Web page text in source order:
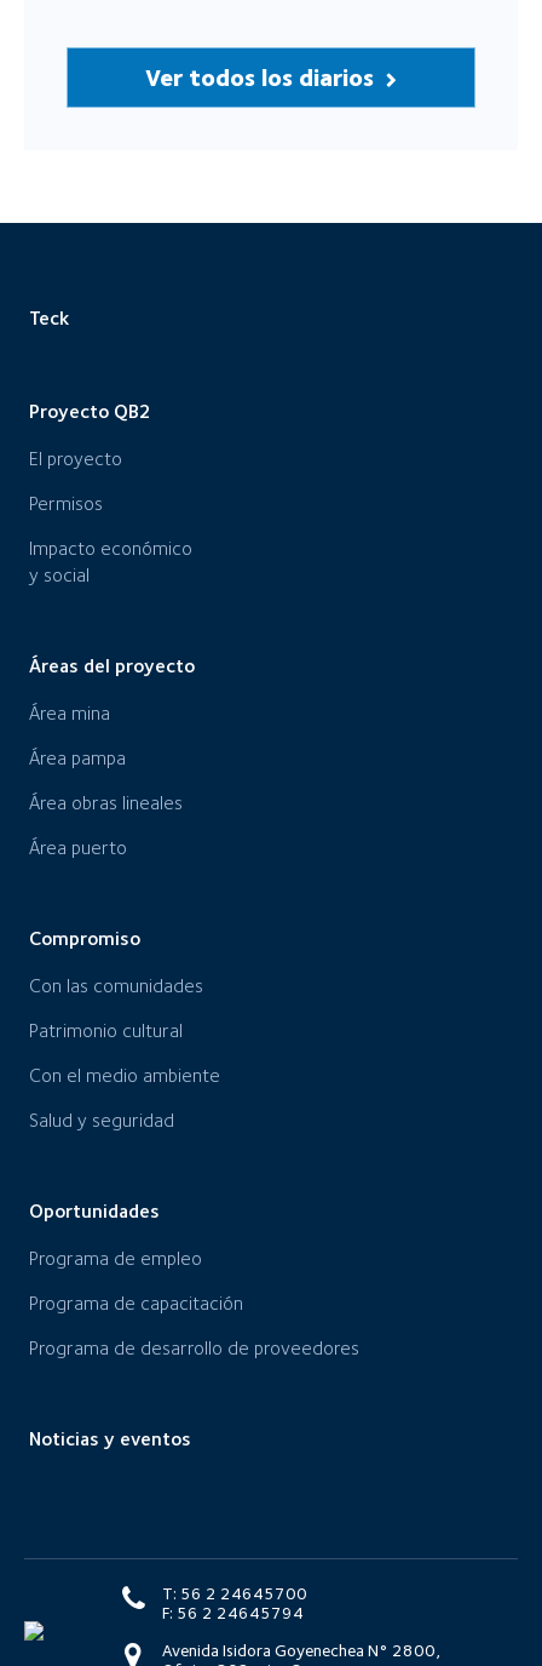
Ver todos los diarios
Teck
Proyecto QB2
El proyecto
Permisos
Impacto económico
y social
Áreas del proyecto
Área mina
Área pampa
Área obras lineales
Área puerto
Compromiso
Con las comunidades
Patrimonio cultural
Con el medio ambiente
Salud y seguridad
Oportunidades
Programa de empleo
Programa de capacitación
Programa de desarrollo de proveedores
Noticias y eventos
T: 56 2 24645700
F: 56 2 24645794
Avenida Isidora Goyenechea N° 2800,